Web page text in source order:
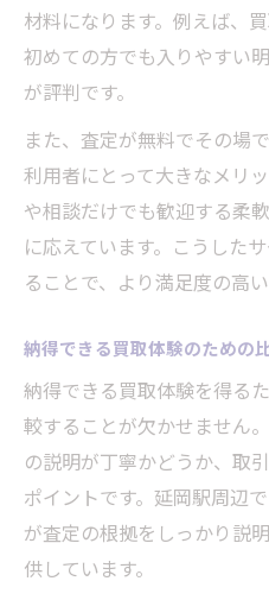
材料になります。例えば、
初めての方でも入りやすい
が評判です。
また、査定が無料でその場
利用者にとって大きなメリ
や相談だけでも歓迎する柔
に応えています。こうした
ることで、より満足度の高
納得できる買取体験のための
納得できる買取体験を得る
較することが欠かせません
の説明が丁寧かどうか、取
ポイントです。延岡駅周辺
が査定の根拠をしっかり説
供しています。